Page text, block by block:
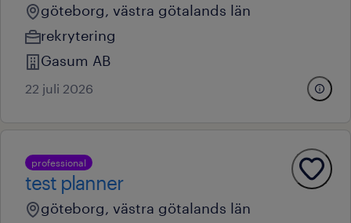
göteborg, västra götalands län
rekrytering
Gasum AB
22 juli 2026
professional
test planner
göteborg, västra götalands län